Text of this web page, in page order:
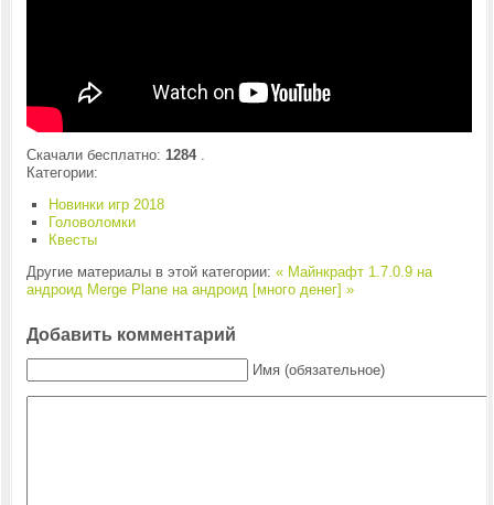
Скачали бесплатно: 1284.
Категории:
Новинки игр 2018
Головоломки
Квесты
Другие материалы в этой категории: « Майнкрафт 1.7.0.9 на
андроид Merge Plane на андроид [много денег] »
Добавить комментарий
Имя (обязательное)